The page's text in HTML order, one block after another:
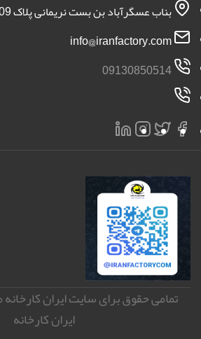
بناب عسگرآباد بن بست نریمانی پلاک 109
09130850514
ایران کارخانه